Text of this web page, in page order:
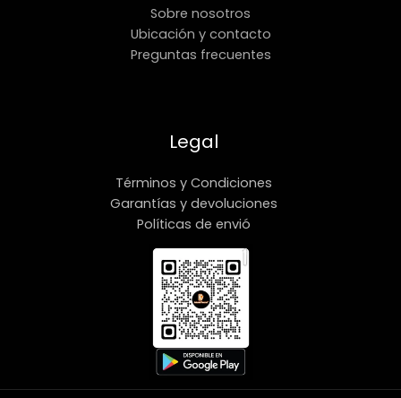
Sobre nosotros
Ubicación y contacto
Preguntas frecuentes
Legal
Términos y Condiciones
Garantías y devoluciones
Políticas de envió